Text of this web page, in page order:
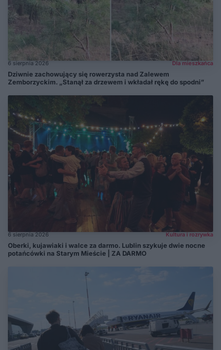
6 sierpnia 2026 Dla mieszkańca
Dziwnie zachowujący się rowerzysta nad Zalewem
Zemborzyckim. „Stanął za drzewem i wkładał rękę do spodni”
6 sierpnia 2026 Kultura i rozrywka
Oberki, kujawiaki i walce za darmo. Lublin szykuje dwie nocne
potańcówki na Starym Mieście | ZA DARMO